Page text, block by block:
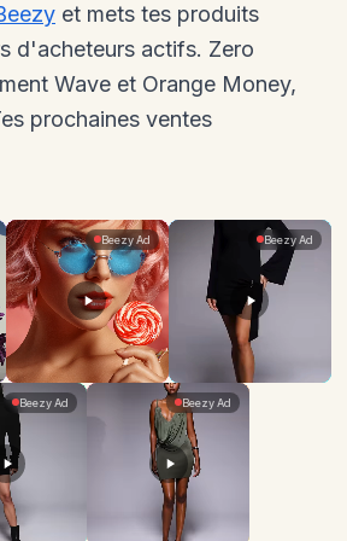
et mets tes produits
d'acheteurs actifs. Zero
Wave et Orange Money,
prochaines ventes